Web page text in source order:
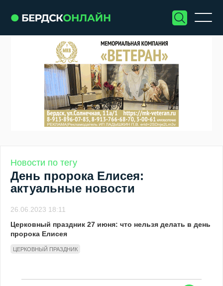
Новости по тегу
День пророка Елисея:
актуальные новости
26.06.2023 18:11
Церковный праздник 27 июня: что нельзя делать в день
пророка Елисея
ЦЕРКОВНЫЙ ПРАЗДНИК